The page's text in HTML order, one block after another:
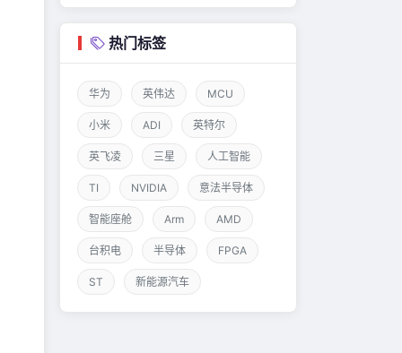
热门标签
华为 英伟达 MCU
小米 ADI 英特尔
英飞凌 三星 人工智能
TI NVIDIA 意法半导体
智能座舱 Arm AMD
台积电 半导体 FPGA
ST 新能源汽车